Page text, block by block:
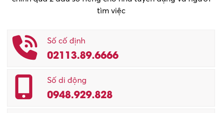
tìm việc
Số cố định
02113.89.6666
Số di động
0948.929.828